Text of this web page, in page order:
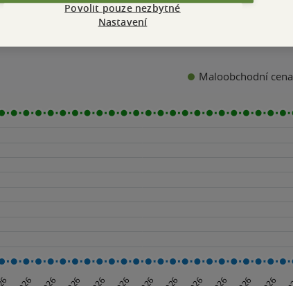
Maloobchodní cena
Povolit pouze nezbytné
Nastavení